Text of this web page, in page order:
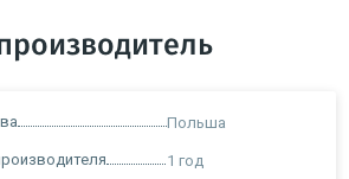
Польша
1 год